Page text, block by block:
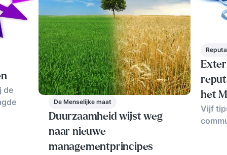
de
De Menselijke maat
Duurzaamheid wijst weg
naar nieuwe
managementprincipes
het
Vijf